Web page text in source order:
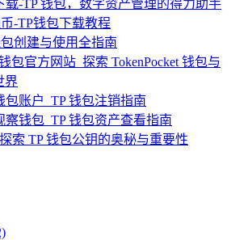
载-TP 钱包，数字资产管理的得力助手
-TP钱包下载教程
创建与使用全指南
包官方网站_探索 TokenPocket 钱包与
界
包账户_TP 钱包注销指南
察钱包_TP 钱包资产查看指南
索 TP 钱包公钥的奥秘与重要性